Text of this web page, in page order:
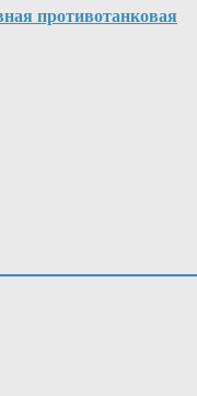
противотанковая